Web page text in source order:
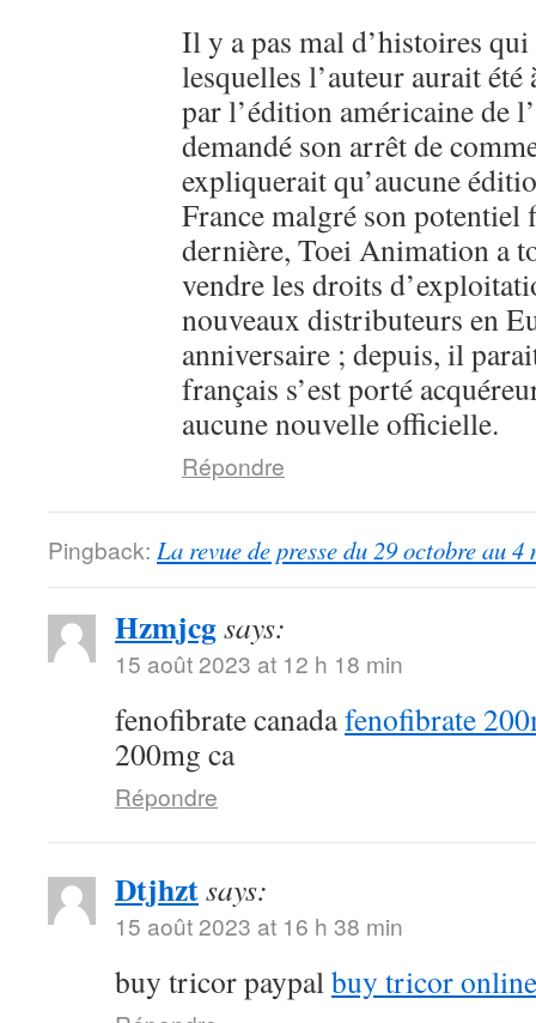
Il y a pas mal d’histoires
lesquelles l’auteur aurait
par l’édition américaine de
demandé son arrêt de
expliquerait qu’aucune
France malgré son potentiel
dernière, Toei Animation a
vendre les droits
nouveaux distributeurs en
anniversaire ; depuis, il
français s’est porté
aucune nouvelle officielle.
Répondre
Pingback: La revue de presse du 29 octobre au
Hzmjcgsays:
15 août 2023 at 12 h 18 min
fenofibrate canadafenofibrate
200mg ca
Répondre
Dtjhztsays:
15 août 2023 at 16 h 38 min
buy tricor paypalbuy tricor online